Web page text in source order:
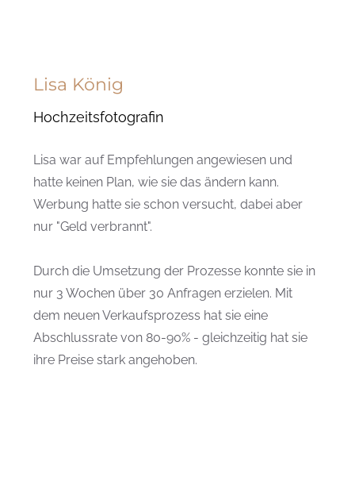
Lisa König
Hochzeitsfotografin
Lisa war auf Empfehlungen angewiesen und
hatte keinen Plan, wie sie das ändern kann.
Werbung hatte sie schon versucht, dabei aber
nur "Geld verbrannt".
Durch die Umsetzung der Prozesse konnte sie in
nur 3 Wochen über 30 Anfragen erzielen. Mit
dem neuen Verkaufsprozess hat sie eine
Abschlussrate von 80-90% - gleichzeitig hat sie
ihre Preise stark angehoben.